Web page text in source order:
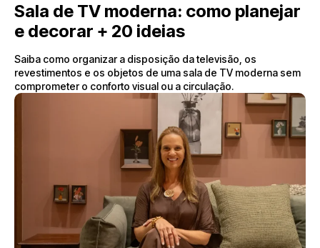
Sala de TV moderna: como planejar
e decorar + 20 ideias
Saiba como organizar a disposição da televisão, os
revestimentos e os objetos de uma sala de TV moderna sem
comprometer o conforto visual ou a circulação.